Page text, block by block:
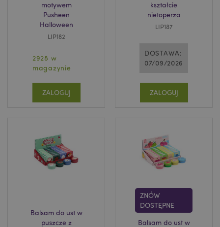
motywem
Pusheen
Halloween
LIP182
2928 w
magazynie
ZALOGUJ
kształcie
nietoperza
LIP187
DOSTAWA:
07/09/2026
ZALOGUJ
Balsam do ust w
puszcze z
ZNÓW
DOSTĘPNE
Balsam do ust w
recently_compared_product
Adobe Inc.
www.puckator.pl
mage-messages
Adobe Inc.
www.puckator.pl